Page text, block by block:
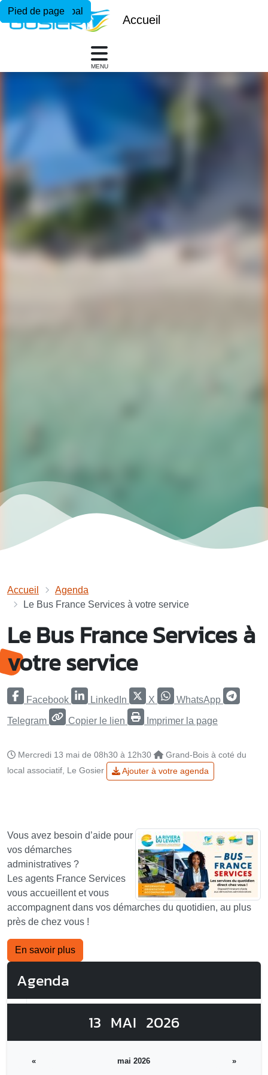
Menu principal
Contenu principal
Pied de page
Accueil
MENU
Accueil
Agenda
Le Bus France Services à votre service
Le Bus France Services à
votre service
Facebook LinkedIn X WhatsApp
Telegram Copier le lien Imprimer la page
Mercredi 13 mai de 08h30 à 12h30
Grand-Bois à coté du
local associatif, Le Gosier
Ajouter à votre agenda
Vous avez besoin d’aide pour
vos démarches
administratives ?
Les agents France Services
vous accueillent et vous
accompagnent dans vos démarches du quotidien, au plus
près de chez vous !
En savoir plus
Agenda
13 MAI 2026
« mai 2026
»